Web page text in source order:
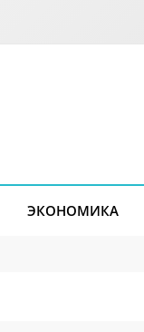
ЭКОНОМИКА